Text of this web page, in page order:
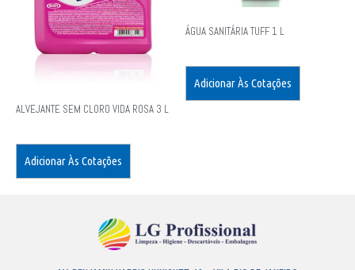
ALVEJANTE SEM CLORO VIDA ROSA 3 L
Adicionar Às Cotações
ÁGUA SANITÁRIA TUFF 1 L
Adicionar Às Cotações